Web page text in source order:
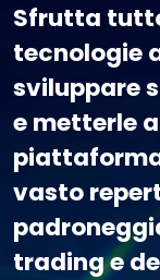
Sfrutta
tecnologie
sviluppare
e metterle
vasto
trading e